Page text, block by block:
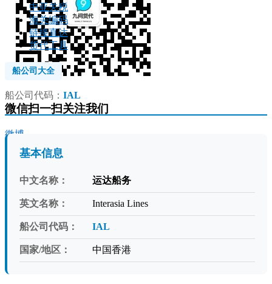
微信扫一扫关注我们
微博
中亚关税
海关编码
链接直达
货代工具
船公司大全
船公司代码： IAL
基本信息
中文名称： 运达船务
英文名称： Interasia Lines
船公司代码： IAL
国家/地区： 中国香港